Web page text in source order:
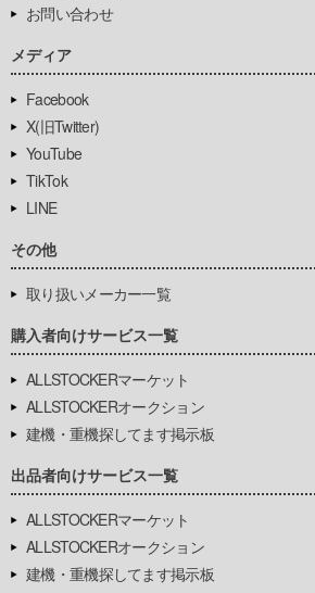
お問い合わせ
メディア
Facebook
X(旧Twitter)
YouTube
TikTok
LINE
その他
取り扱いメーカー一覧
購入者向けサービス一覧
ALLSTOCKERマーケット
ALLSTOCKERオークション
建機・重機探してます掲示板
出品者向けサービス一覧
ALLSTOCKERマーケット
ALLSTOCKERオークション
建機・重機探してます掲示板